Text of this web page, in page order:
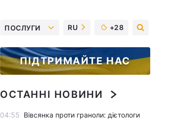
ПОСЛУГИ RU +28
ПІДТРИМАЙТЕ НАС
ОСТАННІ НОВИНИ
04:55 Вівсянка проти граноли: дієтологи